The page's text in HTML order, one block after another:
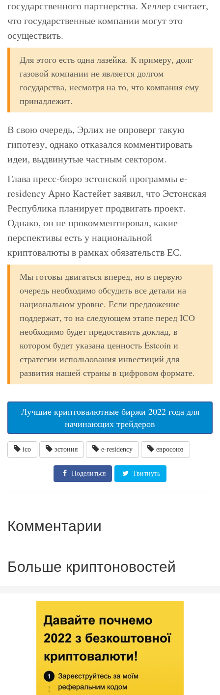
государственного партнерства. Хеллер считает,
что государственные компании могут это
осуществить.
Для этого есть одна лазейка. К примеру, долг
газовой компании не является долгом
государства, несмотря на то, что компания ему
принадлежит.
В свою очередь, Эрлих не опроверг такую
гипотезу, однако отказался комментировать
идеи, выдвинутые частным сектором.
Глава пресс-бюро эстонской программы e-
residency Арно Кастейет заявил, что Эстонская
Республика планирует продвигать проект.
Однако, он не прокомментировал, какие
перспективы есть у национальной
криптовалюты в рамках обязательств ЕС.
Мы готовы двигаться вперед, но в первую
очередь необходимо обсудить все детали на
национальном уровне. Если предложение
поддержат, то на следующем этапе перед ICO
необходимо будет предоставить доклад, в
котором будет указана ценность Estcoin и
стратегии использования инвестиций для
развития нашей страны в цифровом формате.
Лучшие криптовалютные биржи 2022 года для
начинающих трейдеров
ico эстония e-residency евросоюз
Поделиться Твитнуть
Комментарии
Больше криптоновостей